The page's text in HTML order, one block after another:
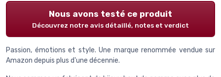
Nous avons testé ce produit
Découvrez notre avis détaillé, notes et verdict
Passion, émotions et style. Une marque renommée vendue sur
Amazon depuis plus d'une décennie.